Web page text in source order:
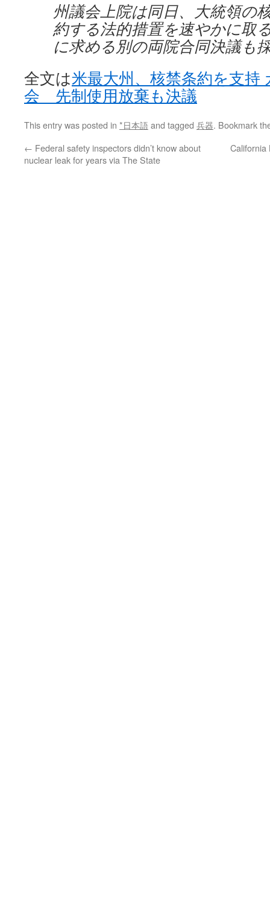
州議会上院は同日、大統領の
約する法的措置を速やかに取
に求める別の両院合同決議も
全文は米最大州、核禁条約を支持
会 先制使用放棄も決議
This entry was posted in *日本語and tagged 兵器. Bookmark
← Federal safety inspectors didn’t know about
nuclear leak for years via The State
California